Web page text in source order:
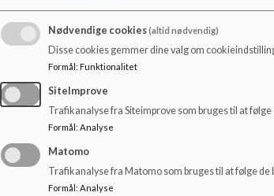
Personalets
ansvar
skærme/
bruges kun, når
Nødvendige cookies(altid nødvendig)
Disse cookies gemmer dine valg om
Formål : Funktionalitet
SiteImprove
Trafikanalyse fra Siteimprove som bruges til at
Formål : Analyse
Matomo
Trafikanalyse fra Matomo som bruges til at følge de
Formål: Analyse